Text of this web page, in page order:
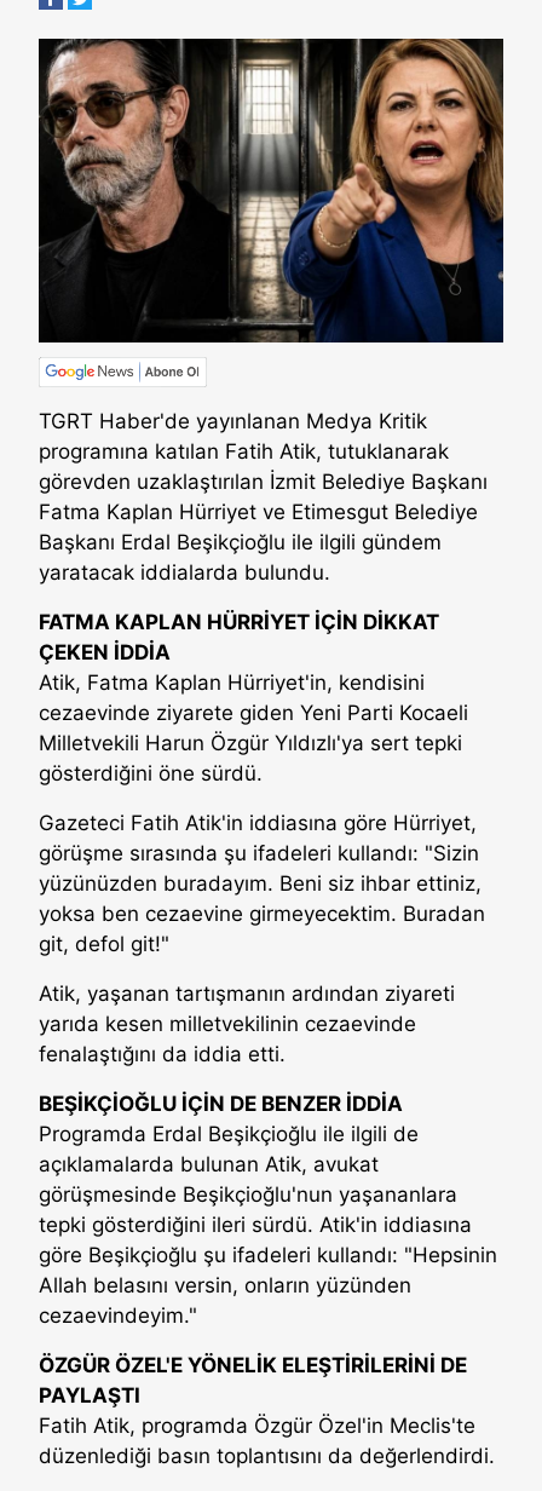
TGRT Haber'de yayınlanan Medya Kritik
programına katılan Fatih Atik, tutuklanarak
görevden uzaklaştırılan İzmit Belediye Başkanı
Fatma Kaplan Hürriyet ve Etimesgut Belediye
Başkanı Erdal Beşikçioğlu ile ilgili gündem
yaratacak iddialarda bulundu.
FATMA KAPLAN HÜRRİYET İÇİN DİKKAT
ÇEKEN İDDİA
Atik, Fatma Kaplan Hürriyet'in, kendisini
cezaevinde ziyarete giden Yeni Parti Kocaeli
Milletvekili Harun Özgür Yıldızlı'ya sert tepki
gösterdiğini öne sürdü.
Gazeteci Fatih Atik'in iddiasına göre Hürriyet,
görüşme sırasında şu ifadeleri kullandı: "Sizin
yüzünüzden buradayım. Beni siz ihbar ettiniz,
yoksa ben cezaevine girmeyecektim. Buradan
git, defol git!"
Atik, yaşanan tartışmanın ardından ziyareti
yarıda kesen milletvekilinin cezaevinde
fenalaştığını da iddia etti.
BEŞİKÇİOĞLU İÇİN DE BENZER İDDİA
Programda Erdal Beşikçioğlu ile ilgili de
açıklamalarda bulunan Atik, avukat
görüşmesinde Beşikçioğlu'nun yaşananlara
tepki gösterdiğini ileri sürdü. Atik'in iddiasına
göre Beşikçioğlu şu ifadeleri kullandı: "Hepsinin
Allah belasını versin, onların yüzünden
cezaevindeyim."
ÖZGÜR ÖZEL'E YÖNELİK ELEŞTİRİLERİNİ DE
PAYLAŞTI
Fatih Atik, programda Özgür Özel'in Meclis'te
düzenlediği basın toplantısını da değerlendirdi.